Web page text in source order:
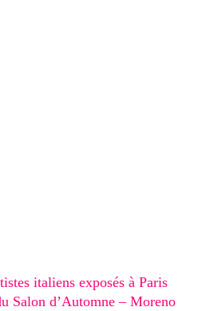
italiens exposés à Paris
Salon d’Automne – Moreno